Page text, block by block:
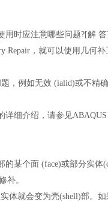
用时应注意哪些问题?[解
Repair，就可以使用几何
，例如无效 (ialid)或不精
细介绍，请参见ABAQUS
的某个面 (face)或部分实体
补。
就会变为壳(shell)部。如